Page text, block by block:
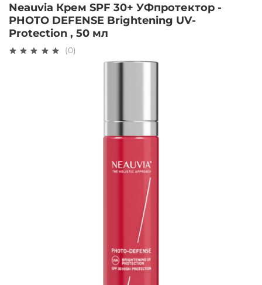
Neauvia Крем SPF 30+ УФпротектор -
PHOTO DEFENSE Brightening UV-
Protection , 50 мл
(0)